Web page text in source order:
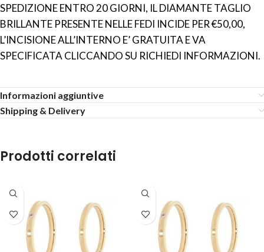
SPEDIZIONE ENTRO 20 GIORNI, IL DIAMANTE TAGLIO
BRILLANTE PRESENTE NELLE FEDI INCIDE PER €50,00,
L’INCISIONE ALL’INTERNO E’ GRATUITA E VA
SPECIFICATA CLICCANDO SU RICHIEDI INFORMAZIONI.
Informazioni aggiuntive
Shipping & Delivery
Prodotti correlati